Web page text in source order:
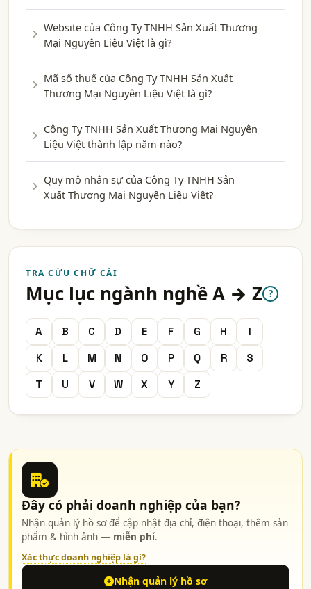
Website của Công Ty TNHH Sản Xuất Thương
Mại Nguyên Liệu Việt là gì?
Mã số thuế của Công Ty TNHH Sản Xuất
Thương Mại Nguyên Liệu Việt là gì?
Công Ty TNHH Sản Xuất Thương Mại Nguyên
Liệu Việt thành lập năm nào?
Quy mô nhân sự của Công Ty TNHH Sản
Xuất Thương Mại Nguyên Liệu Việt?
TRA CỨU CHỮ CÁI
Mục lục ngành nghề A → Z ?
A B C D E F G H
I
K
L M N O P Q R
S
T
U V W X Y Z
Đây có phải doanh nghiệp của bạn?
Nhận quản lý hồ sơ để cập nhật địa chỉ, điện thoại, thêm sản
phẩm & hình ảnh — miễn phí.
Xác thực doanh nghiệp là gì?
Nhận quản lý hồ sơ